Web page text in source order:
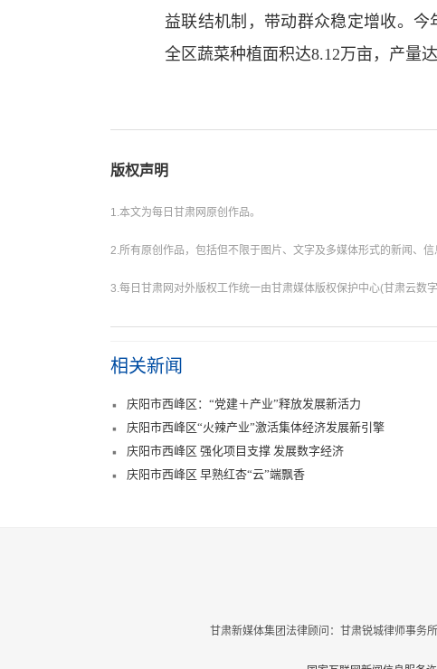
益联结机制，带动群众稳定增收。今
全区蔬菜种植面积达8.12万亩，产量
版权声明
1.本文为每日甘肃网原创作品。
2.所有原创作品，包括但不限于图片、文字及多媒体形式的新闻、
3.每日甘肃网对外版权工作统一由甘肃媒体版权保护中心(甘肃云数
相关新闻
庆阳市西峰区：“党建＋产业”释放发展新活力
庆阳市西峰区“火辣产业”激活集体经济发展新引擎
庆阳市西峰区 强化项目支撑 发展数字经济
庆阳市西峰区 早熟红杏“云”端飘香
甘肃新媒体集团法律顾问：甘肃锐城律师